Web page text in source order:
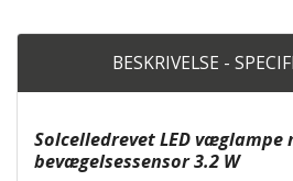
BESKRIVELSE -
Solcelledrevet LED væglampe
bevægelsessensor 3.2 W